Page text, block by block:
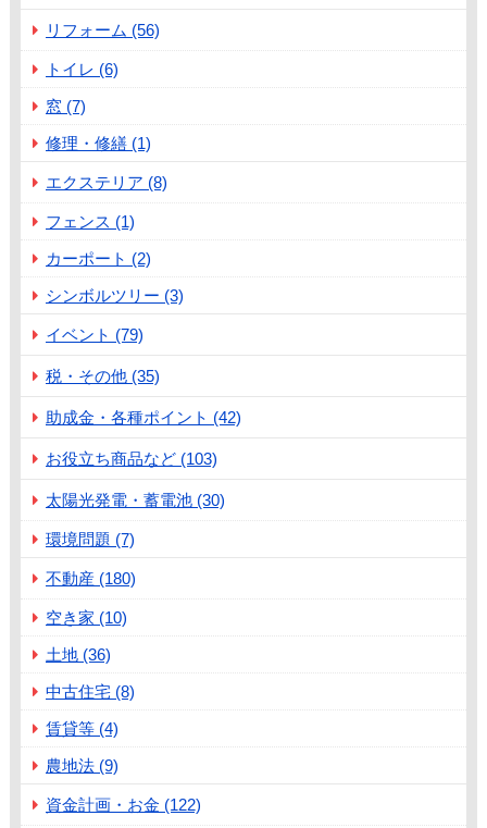
リフォーム (56)
トイレ (6)
窓 (7)
修理・修繕 (1)
エクステリア (8)
フェンス (1)
カーポート (2)
シンボルツリー (3)
イベント (79)
税・その他 (35)
助成金・各種ポイント (42)
お役立ち商品など (103)
太陽光発電・蓄電池 (30)
環境問題 (7)
不動産 (180)
空き家 (10)
土地 (36)
中古住宅 (8)
賃貸等 (4)
農地法 (9)
資金計画・お金 (122)